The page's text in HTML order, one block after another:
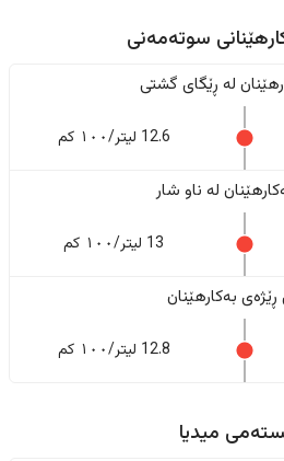
سوتەمەنی
له ڕێگای گشتی
12.6 لیتر/١٠٠ کم
له ناو شار
13 لیتر/١٠٠ کم
ڕێژەى بەکارهێنان
12.8 لیتر/١٠٠ کم
میدیا